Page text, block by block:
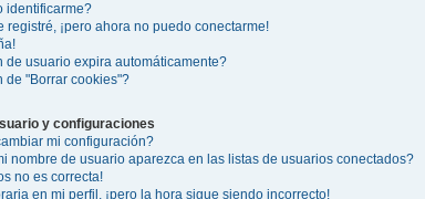
identificarme?
registré, ¡pero ahora no puedo conectarme!
de usuario expira automáticamente?
de "Borrar cookies"?
y configuraciones
mi configuración?
nombre de usuario aparezca en las listas de usuarios conectados?
no es correcta!
en mi perfil, ¡pero la hora sigue siendo incorrecto!